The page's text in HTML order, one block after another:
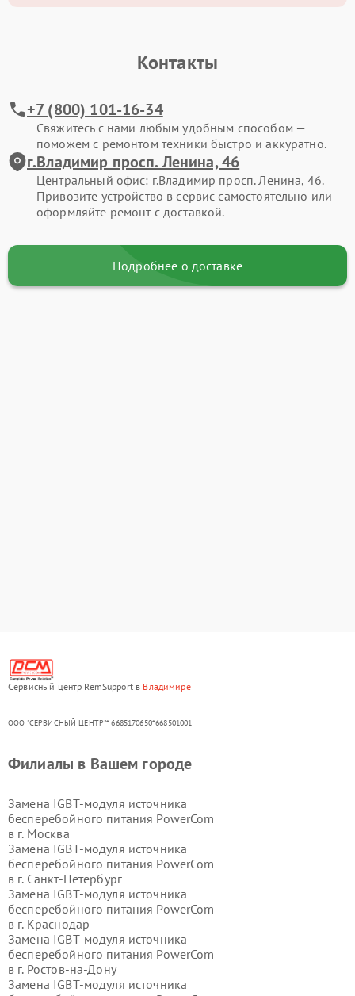
Контакты
+7 (800) 101-16-34
Свяжитесь с нами любым удобным способом —
поможем с ремонтом техники быстро и аккуратно.
г.Владимир просп. Ленина, 46
Центральный офис: г.Владимир просп. Ленина, 46.
Привозите устройство в сервис самостоятельно или
оформляйте ремонт с доставкой.
Подробнее о доставке
Сервисный центр RemSupport в Владимире
ООО "СЕРВИСНЫЙ ЦЕНТР"* 6685170650*668501001
Филиалы в Вашем городе
Замена IGBT-модуля источника
бесперебойного питания PowerCom
в г. Москва
Замена IGBT-модуля источника
бесперебойного питания PowerCom
в г. Санкт-Петербург
Замена IGBT-модуля источника
бесперебойного питания PowerCom
в г. Краснодар
Замена IGBT-модуля источника
бесперебойного питания PowerCom
в г. Ростов-на-Дону
Замена IGBT-модуля источника